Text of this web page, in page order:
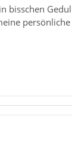
bisschen